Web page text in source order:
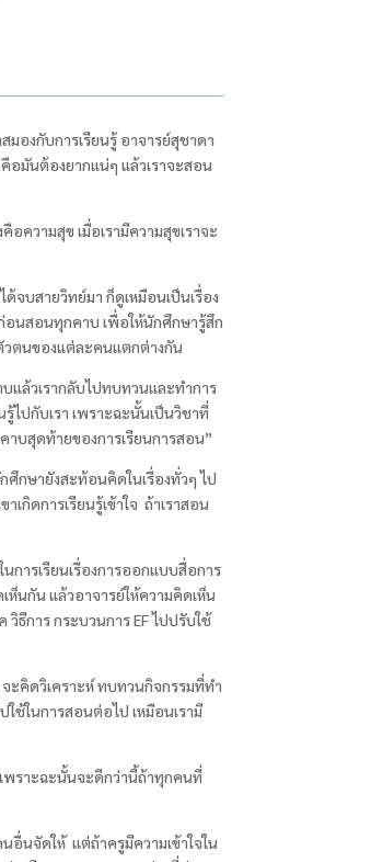
องกับการเรียนรู้ อาจารย์สุชาดา
อมันต้องยากแน่ๆ แล้วเราจะสอน
อความสุข เมื่อเรามีความสุขเราจะ
ด้จบสายวิทย์มา ก็ดูเหมือนเป็นเรื่อง
อนสอนทุกคาบ เพื่อให้นักศึกษารู้สึก
วตนของแต่ละคนแตกต่างกัน
แล้วเรากลับไปทบทวนและทำการ
ไปกับเรา เพราะฉะนั้นเป็นวิชาที่
าบสุดท้ายของการเรียนการสอน”
ศึกษายังสะท้อนคิดในเรื่องทั่วๆ ไป
กิดการเรียนรู้เข้าใจ ถ้าเราสอน
การเรียนเรื่องการออกแบบสื่อการ
ห็นกัน แล้วอาจารย์ให้ความคิดเห็น
ธีการ กระบวนการ EFไปปรับใช้
ะคิดวิเคราะห์ ทบทวนกิจกรรมที่ทำ
ช้ในการสอนต่อไป เหมือนเรามี
พราะฉะนั้นจะดีกว่านี้ถ้าทุกคนที่
อื่นจัดให้ แต่ถ้าครูมีความเข้าใจใน